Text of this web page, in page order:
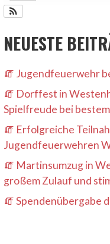
NEUESTE
Jugendfeuerwehr
Dorffest in
Spielfreude bei
Erfolgreiche
Jugendfeuerwehren
Martinsumzug in
großem Zulauf und
Spendenübergabe